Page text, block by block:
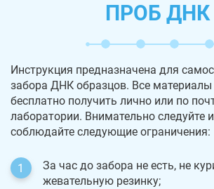
ПРОБ ДНК
Инструкция предназначена для
забора ДНК образцов. Все
бесплатно получить лично или по
лаборатории. Внимательно следуйте
соблюдайте следующие ограничения:
За час до забора не есть, не
жевательную резинку;